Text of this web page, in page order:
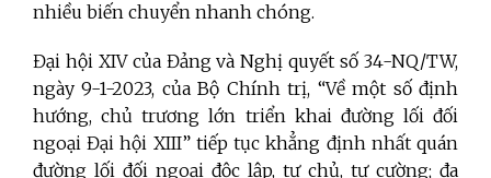
nhiều biến chuyển nhanh chóng.
Đại hội XIV của Đảng và Nghị quyết số 34-NQ/TW,
ngày 9-1-2023, của Bộ Chính trị, “Về một số định
hướng, chủ trương lớn triển khai đường lối đối
ngoại Đại hội XIII” tiếp tục khẳng định nhất quán
đường lối đối ngoại độc lập, tự chủ, tự cường; đa